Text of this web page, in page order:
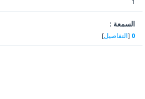
السمعة :
0
[ التفاصيل]